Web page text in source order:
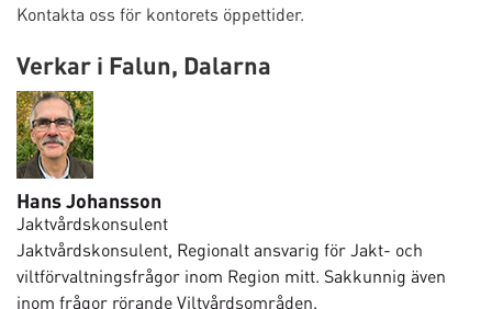
Kontakta oss för kontorets öppettider.
Verkar i Falun, Dalarna
Hans Johansson
Jaktvårdskonsulent
Jaktvårdskonsulent, Regionalt ansvarig för Jakt- och
viltförvaltningsfrågor inom Region mitt. Sakkunnig även
inom frågor rörande Viltvårdsområden.